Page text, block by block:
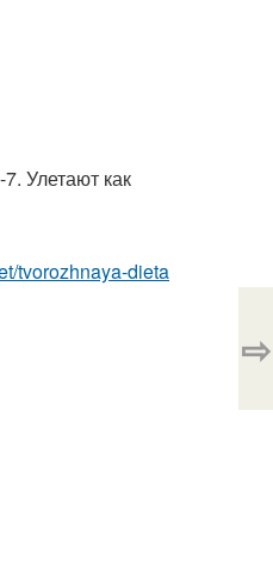
Улетают как
tvorozhnaya-dieta
⇨